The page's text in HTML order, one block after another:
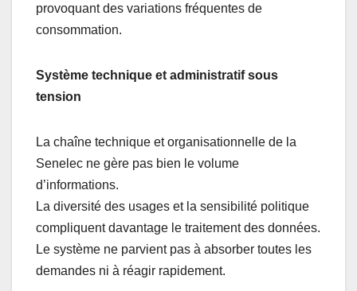
provoquant des variations fréquentes de
consommation.
Système technique et administratif sous
tension
La chaîne technique et organisationnelle de la
Senelec ne gère pas bien le volume
d’informations.
La diversité des usages et la sensibilité politique
compliquent davantage le traitement des données.
Le système ne parvient pas à absorber toutes les
demandes ni à réagir rapidement.